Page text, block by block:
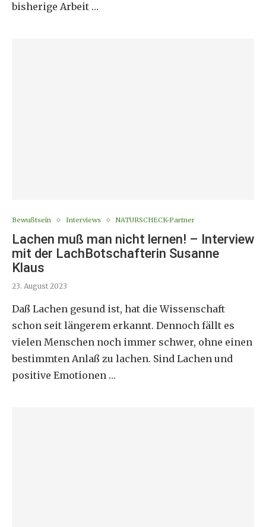
bisherige Arbeit …
Bewußtsein Interviews NATURSCHECK-Partner
Lachen muß man nicht lernen! – Interview
mit der LachBotschafterin Susanne
Klaus
23. August 2023
Daß Lachen gesund ist, hat die Wissenschaft
schon seit längerem erkannt. Dennoch fällt es
vielen Menschen noch immer schwer, ohne einen
bestimmten Anlaß zu lachen. Sind Lachen und
positive Emotionen …